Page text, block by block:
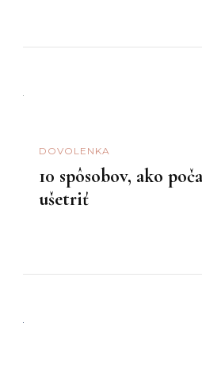
DOVOLENKA
10 spôsobov, ako
ušetriť